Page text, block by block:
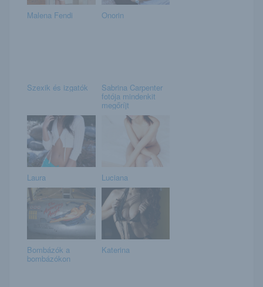
Malena Fendi Onorin
Szexik és izgatók Sabrina Carpenter
fotója mindenkit
megőríjt
Laura Luciana
Bombázók a
bombázókon
Katerina